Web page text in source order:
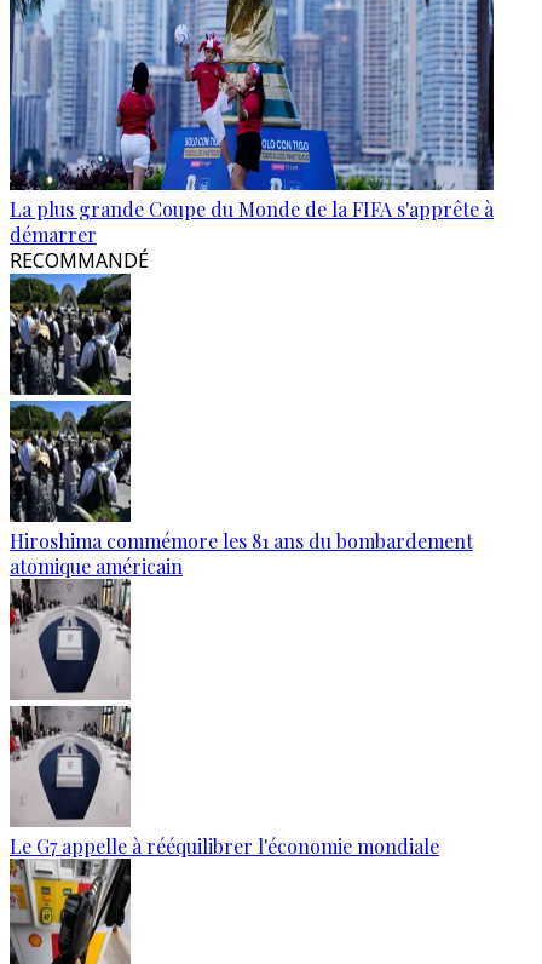
La plus grande Coupe du Monde de la FIFA s'apprête à
démarrer
RECOMMANDÉ
Hiroshima commémore les 81 ans du bombardement
atomique américain
Le G7 appelle à rééquilibrer l'économie mondiale